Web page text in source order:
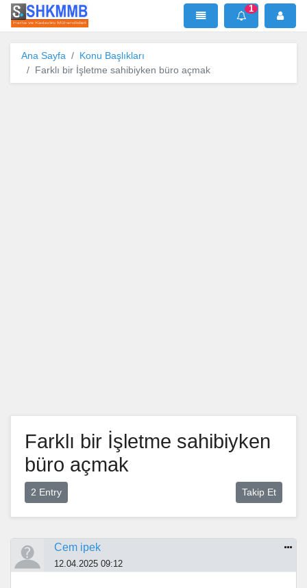
SHKMMB MenÜ Mesaj
1
Ana Sayfa
Konu Başlıkları
Farklı bir İşletme sahibiyken büro açmak
Farklı bir İşletme sahibiyken
büro açmak
Takip Et
2 Entry
Cem ipek
12.04.2025 09:12